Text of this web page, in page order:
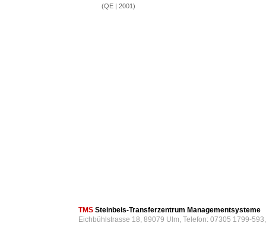
(QE | 2001)
TMS Steinbeis-Transferzentrum Managementsysteme
Eichbühlstrasse 18, 89079 Ulm, Telefon: 07305 1799-